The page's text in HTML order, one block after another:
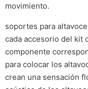
movimiento.
soportes para
cada accesorio del kit
componente
para colocar los
crean una sensación